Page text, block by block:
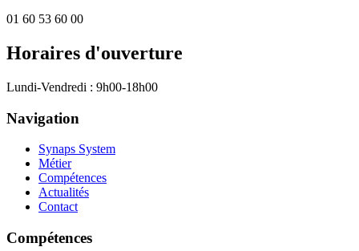
01 60 53 60 00
Horaires d'ouverture
Lundi-Vendredi : 9h00-18h00
Navigation
Synaps System
Métier
Compétences
Actualités
Contact
Compétences